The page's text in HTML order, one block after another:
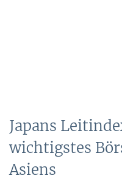
Japans
wichtigstes
Asiens